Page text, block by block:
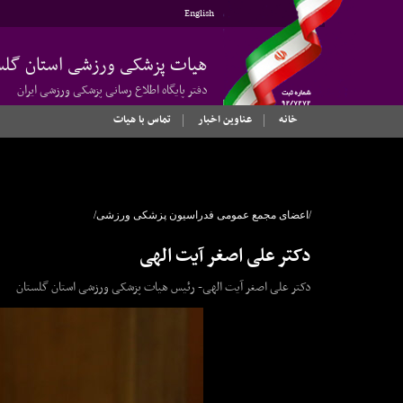
English
هیات پزشکی ورزشی استان
دفتر پایگاه اطلاع رسانی پزشکی ورزشی ایران
خانه عناوین اخبار تماس با هیات
/اعضای مجمع عمومی فدراسیون پزشکی ورزشی/
دکتر علی اصغر آیت الهی
دکتر علی اصغر آیت الهی- رئیس هیات پزشکی ورزشی استان گلستان